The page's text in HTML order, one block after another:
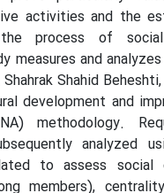
activities and the
the process of
measures and
Shahrak Shahid
development and
methodology.
analyzed
to assess social
members),